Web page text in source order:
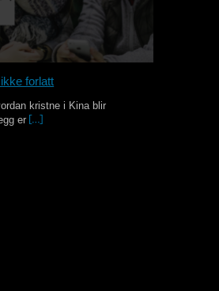
forlatt
kristne i Kina blir
er